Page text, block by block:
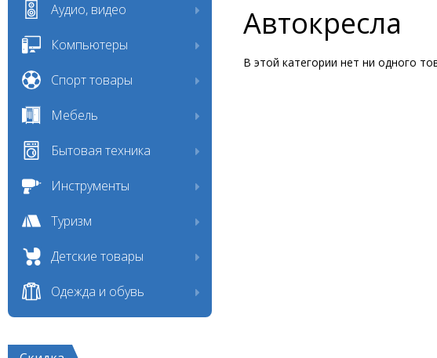
Автокресла
В этой категории нет ни одного
Аудио, видео
Компьютеры
Спорт товары
Мебель
Бытовая техника
Инструменты
Туризм
Детские товары
Одежда и обувь